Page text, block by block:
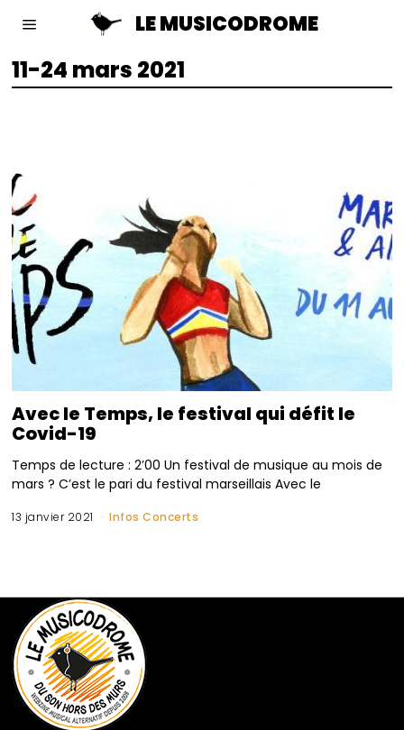
LE MUSICODROME
11-24 mars 2021
Avec le Temps, le festival qui défit le
Covid-19
Temps de lecture : 2’00 Un festival de musique au mois de
mars ? C’est le pari du festival marseillais Avec le
13 janvier 2021 Infos Concerts